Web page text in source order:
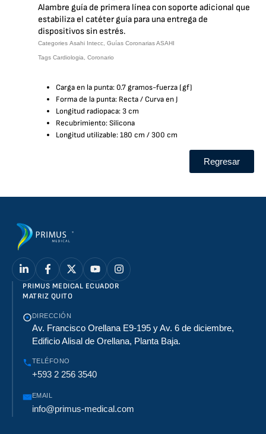
Alambre guía de primera línea con soporte adicional que
estabiliza el catéter guía para una entrega de
dispositivos sin estrés.
Categories Asahi Intecc Guías Coronarias ASAHI
Tags Cardiologia Coronario
Carga en la punta: 0.7 gramos-fuerza (gf)
Forma de la punta: Recta / Curva en J
Longitud radiopaca: 3 cm
Recubrimiento: Silicona
Longitud utilizable: 180 cm / 300 cm
Regresar
PRIMUS MEDICAL ECUADOR
MATRIZ QUITO
DIRECCIÓN
Av. Francisco Orellana E9-195 y Av. 6 de diciembre,
Edificio Alisal de Orellana, Planta Baja.
TELÉFONO
+593 2 256 3540
EMAIL
info@primus-medical.com